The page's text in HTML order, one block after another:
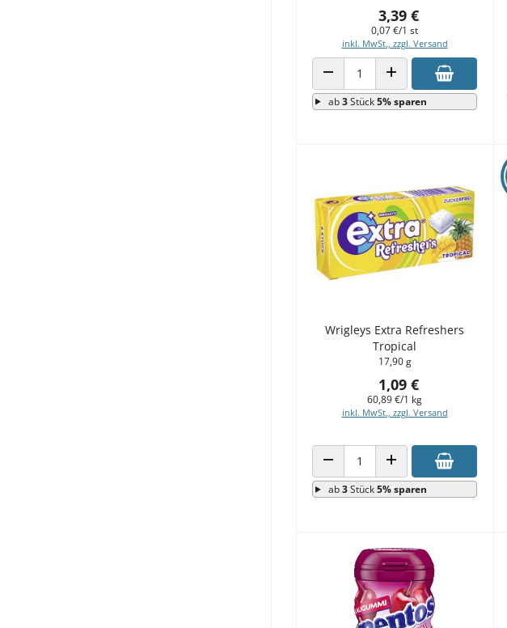
3,39 €
0,07 €/1 st
inkl. MwSt., zzgl. Versand
ANZAHL VERRINGERNANZAHL ERHÖHEN
ab3Stück5% sparen
Wrigleys Extra Refreshers
Tropical
17,90 g
1,09 €
60,89 €/1 kg
inkl. MwSt., zzgl. Versand
ANZAHL VERRINGERNANZAHL ERHÖHEN
ab3Stück5% sparen